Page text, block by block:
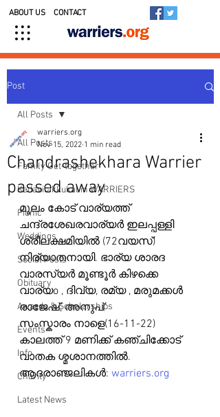
ABOUT US CONTACT
Post
All Posts
Family Get-together
Kedavilakkukal in WARRIERS
Picnic
Weddings
Social Posts
Obituary
Awards & Scholarships
Events
Info
Charity
Latest News
All Posts
Chandrashekhara Warrier
passed away
warriers.org
Nov 15, 2022 1 min read
മൂലം കോട് വാര്യത്ത്
ചന്ദ്രശേഖരവാര്യർ ഇലപ്പള്ളി
ശ്രീലക്ഷമിയിൽ (72വയസ്)
നിര്യാതനായി. ഭാര്യ ശാരദ
വാരസ്യർ മൂണ്ടൂർ കിഴക്കെ
വാര്യo , ദിവ്യ, രമ്യ , മരുമക്കൾ
രാജേഷ്, അനുപ്
സംസ്കാരം നാളെ(16-11-22)
കാലത്ത് 9 മണിക്ക് കഞ്ചിക്കോട്
വാതക ശ്മശാനത്തിൽ.
ആദരാഞ്ജലികൾ: warriers.org